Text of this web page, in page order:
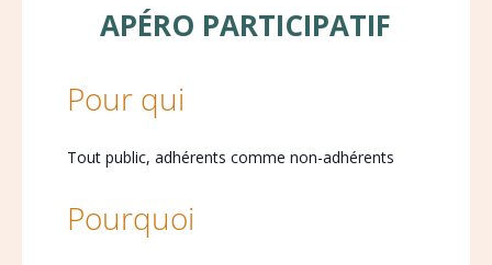
APÉRO PARTICIPATIF
Pour qui
Tout public, adhérents comme non-adhérents
Pourquoi